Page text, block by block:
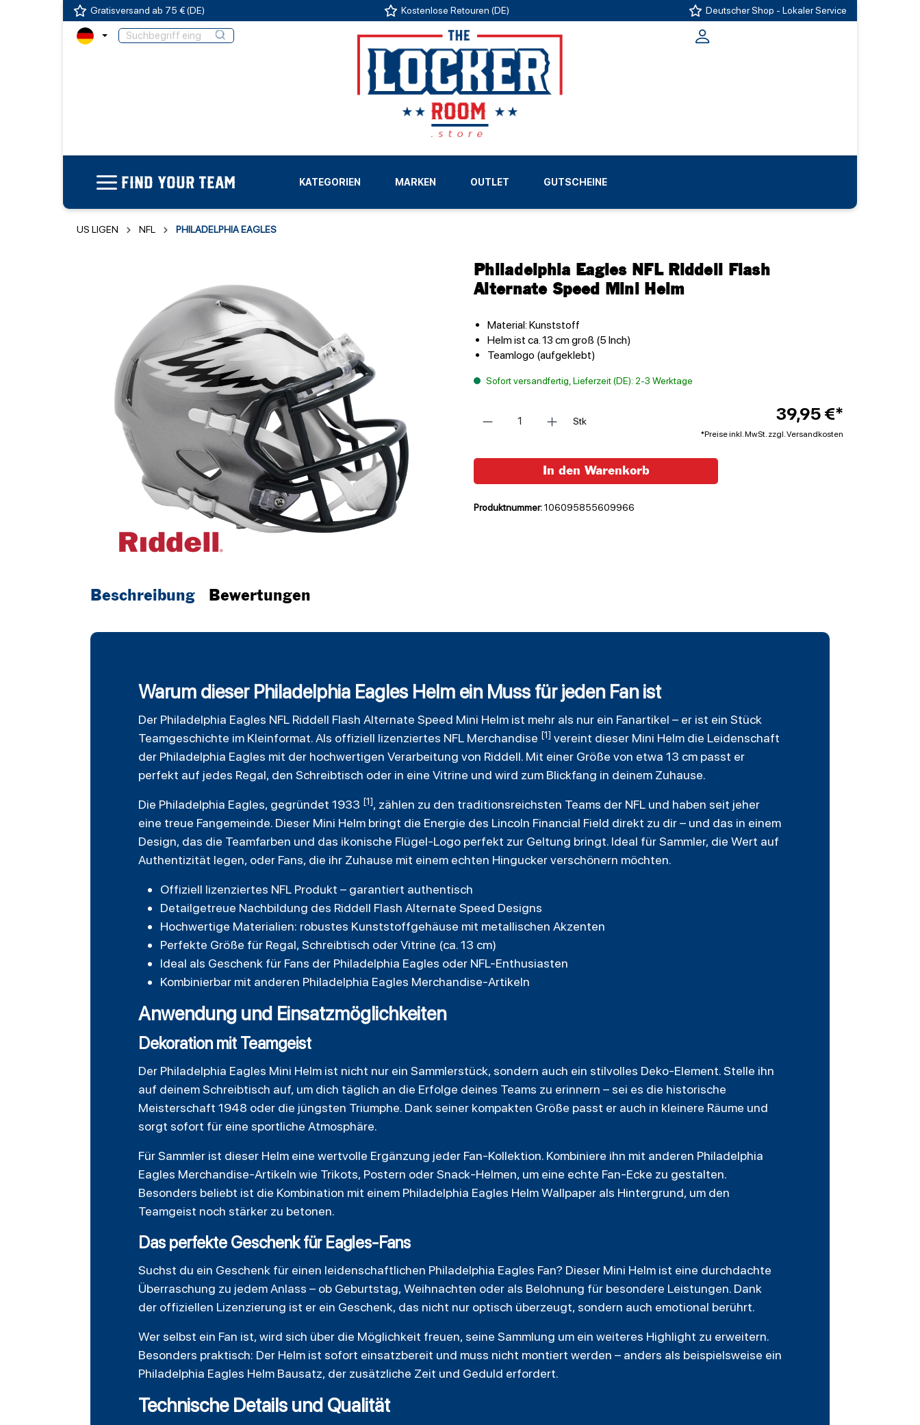
Gratisversand ab 75 € (DE) Kostenlose Retouren (DE) Deutscher Shop - Lokaler Service
FIND YOUR TEAM KATEGORIEN MARKEN
LIGEN
OUTLET GUTSCHEINE
US LIGEN NFL PHILADELPHIA EAGLES
Philadelphia Eagles NFL Riddell Flash
Alternate Speed Mini Helm
Material: Kunststoff
Helm ist ca. 13 cm groß (5 Inch)
Teamlogo (aufgeklebt)
Sofort versandfertig, Lieferzeit (DE): 2-3 Werktage
Stk
39,95 €*
*Preise inkl. MwSt. zzgl. Versandkosten
In den Warenkorb
Produktnummer:106095855609966
Beschreibung Bewertungen
Warum dieser Philadelphia Eagles Helm ein Muss für jeden Fan ist
Der Philadelphia Eagles NFL Riddell Flash Alternate Speed Mini Helm ist mehr als nur ein Fanartikel – er ist ein Stück
Teamgeschichte im Kleinformat. Als offiziell lizenziertes NFL Merchandise [1] vereint dieser Mini Helm die Leidenschaft
der Philadelphia Eagles mit der hochwertigen Verarbeitung von Riddell. Mit einer Größe von etwa 13 cm passt er
perfekt auf jedes Regal, den Schreibtisch oder in eine Vitrine und wird zum Blickfang in deinem Zuhause.
Die Philadelphia Eagles, gegründet 1933 [1], zählen zu den traditionsreichsten Teams der NFL und haben seit jeher
eine treue Fangemeinde. Dieser Mini Helm bringt die Energie des Lincoln Financial Field direkt zu dir – und das in einem
Design, das die Teamfarben und das ikonische Flügel-Logo perfekt zur Geltung bringt. Ideal für Sammler, die Wert auf
Authentizität legen, oder Fans, die ihr Zuhause mit einem echten Hingucker verschönern möchten.
Offiziell lizenziertes NFL Produkt – garantiert authentisch
Detailgetreue Nachbildung des Riddell Flash Alternate Speed Designs
Hochwertige Materialien: robustes Kunststoffgehäuse mit metallischen Akzenten
Perfekte Größe für Regal, Schreibtisch oder Vitrine (ca. 13 cm)
Ideal als Geschenk für Fans der Philadelphia Eagles oder NFL-Enthusiasten
Kombinierbar mit anderen Philadelphia Eagles Merchandise-Artikeln
Anwendung und Einsatzmöglichkeiten
Dekoration mit Teamgeist
Der Philadelphia Eagles Mini Helm ist nicht nur ein Sammlerstück, sondern auch ein stilvolles Deko-Element. Stelle ihn
auf deinem Schreibtisch auf, um dich täglich an die Erfolge deines Teams zu erinnern – sei es die historische
Meisterschaft 1948 oder die jüngsten Triumphe. Dank seiner kompakten Größe passt er auch in kleinere Räume und
sorgt sofort für eine sportliche Atmosphäre.
Für Sammler ist dieser Helm eine wertvolle Ergänzung jeder Fan-Kollektion. Kombiniere ihn mit anderen Philadelphia
Eagles Merchandise-Artikeln wie Trikots, Postern oder Snack-Helmen, um eine echte Fan-Ecke zu gestalten.
Besonders beliebt ist die Kombination mit einem Philadelphia Eagles Helm Wallpaper als Hintergrund, um den
Teamgeist noch stärker zu betonen.
Das perfekte Geschenk für Eagles-Fans
Suchst du ein Geschenk für einen leidenschaftlichen Philadelphia Eagles Fan? Dieser Mini Helm ist eine durchdachte
Überraschung zu jedem Anlass – ob Geburtstag, Weihnachten oder als Belohnung für besondere Leistungen. Dank
der offiziellen Lizenzierung ist er ein Geschenk, das nicht nur optisch überzeugt, sondern auch emotional berührt.
Wer selbst ein Fan ist, wird sich über die Möglichkeit freuen, seine Sammlung um ein weiteres Highlight zu erweitern.
Besonders praktisch: Der Helm ist sofort einsatzbereit und muss nicht montiert werden – anders als beispielsweise ein
Philadelphia Eagles Helm Bausatz, der zusätzliche Zeit und Geduld erfordert.
Technische Details und Qualität